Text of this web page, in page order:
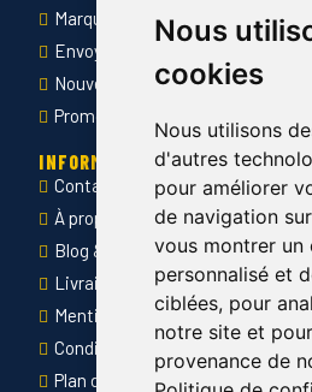
Nous
cookies
Nous utilisons
d'autres
pour améliorer
de navigation
vous montrer un
personnalisé et
ciblées, pour
notre site et
provenance de
Marquage des vêtements
Envoyer Mandats administratifs
Nouveautés
Promotions
INFORMATIONS
Contact
À propos de Côté Pro
Blog & conseils
Livraison & retour
Mentions légales
Conditions générales de ventes
Plan du site